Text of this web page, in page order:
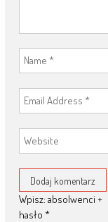
Wpisz: absolwenci +
hasło *